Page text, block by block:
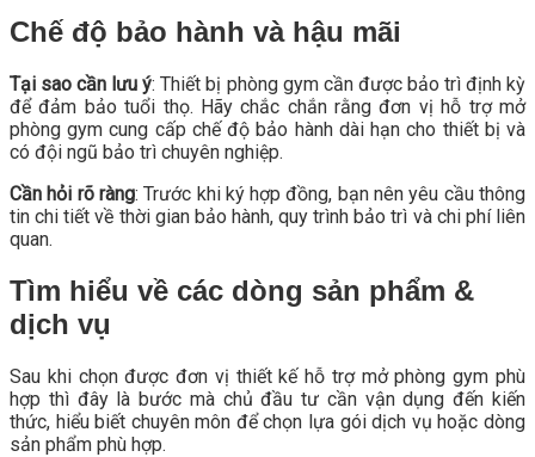
Chế độ bảo hành và hậu mãi
Tại sao cần lưu ý: Thiết bị phòng gym cần được bảo trì định kỳ
để đảm bảo tuổi thọ. Hãy chắc chắn rằng đơn vị hỗ trợ mở
phòng gym cung cấp chế độ bảo hành dài hạn cho thiết bị và
có đội ngũ bảo trì chuyên nghiệp.
Cần hỏi rõ ràng: Trước khi ký hợp đồng, bạn nên yêu cầu thông
tin chi tiết về thời gian bảo hành, quy trình bảo trì và chi phí liên
quan.
Tìm hiểu về các dòng sản phẩm &
dịch vụ
Sau khi chọn được đơn vị thiết kếhỗ trợ mở phòng gym phù
hợp thì đây là bước mà chủ đầu tư cần vận dụng đến kiến
thức, hiểu biết chuyên môn để chọn lựa gói dịch vụ hoặc dòng
sản phẩm phù hợp.